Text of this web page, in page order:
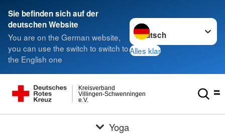
Sie befinden sich auf der
deutschen Website
You are on the German website,
you can use the switch to switch to
the English one
Sprache wechseln zu
Alles klar
e.V.
Villingen-Schwenningen
Kreisverband
Yoga